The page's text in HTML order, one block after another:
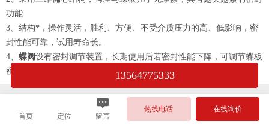
功能
3、结构*，操作灵活，胜利、方便、不受介质压力的高、低影响，密
封性能可靠，试用寿命长。
4、 蝶阀设有密封调节装置，长期使用后若密封性能下降，可调节蝶板
密封圈象阀座靠近即可恢复原有密封性能，大大提高使用寿命。
13564775333
首页 定位 留言
热线电话 在线询价